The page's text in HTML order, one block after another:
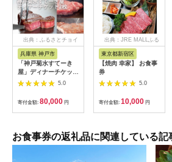
出典：ふるさとチョイ
兵庫県 神戸市
「神戸菊水すてーき
屋」ディナーチケット
（2枚）
5.0
寄付金額: 80,000 円
出典：JRE MALLふる
東京都新宿区
【焼肉 幸家】 お食事
券
5.0
寄付金額: 10,000 円
お食事券の返礼品に関連している記